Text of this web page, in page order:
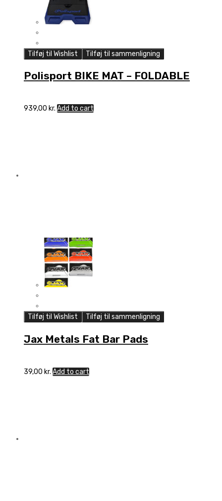
Tilføj til Wishlist Tilføj til sammenligning
Polisport BIKE MAT – FOLDABLE
939,00 kr. Add to cart
Tilføj til Wishlist Tilføj til sammenligning
Jax Metals Fat Bar Pads
39,00 kr. Add to cart